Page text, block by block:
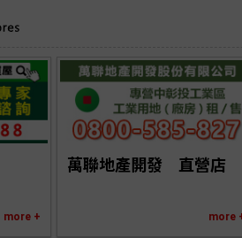
more +
萬聯地產開發　直營店
more